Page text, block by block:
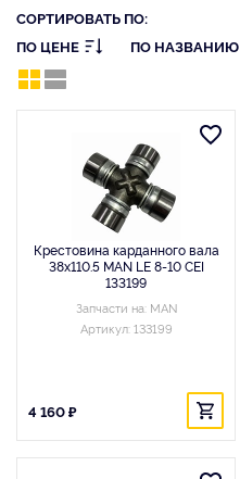
СОРТИРОВАТЬ ПО:
ПО ЦЕНЕ
ПО НАЗВАНИЮ
Крестовина карданного вала
38x110.5 MAN LE 8-10 CEI
133199
Запчасти на: MAN
Артикул: 133199
4 160 ₽